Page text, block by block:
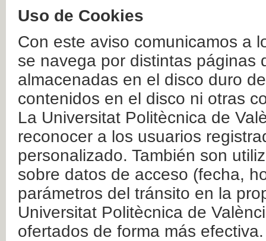
Uso de Cookies
Con este aviso comunicamos a
se navega por distintas páginas
almacenadas en el disco duro
contenidos en el disco ni otras
La Universitat Politècnica de
reconocer a los usuarios
personalizado. También son
sobre datos de acceso (fecha,
parámetros del tránsito en la
Universitat Politècnica de
ofertados de forma más efectiva.